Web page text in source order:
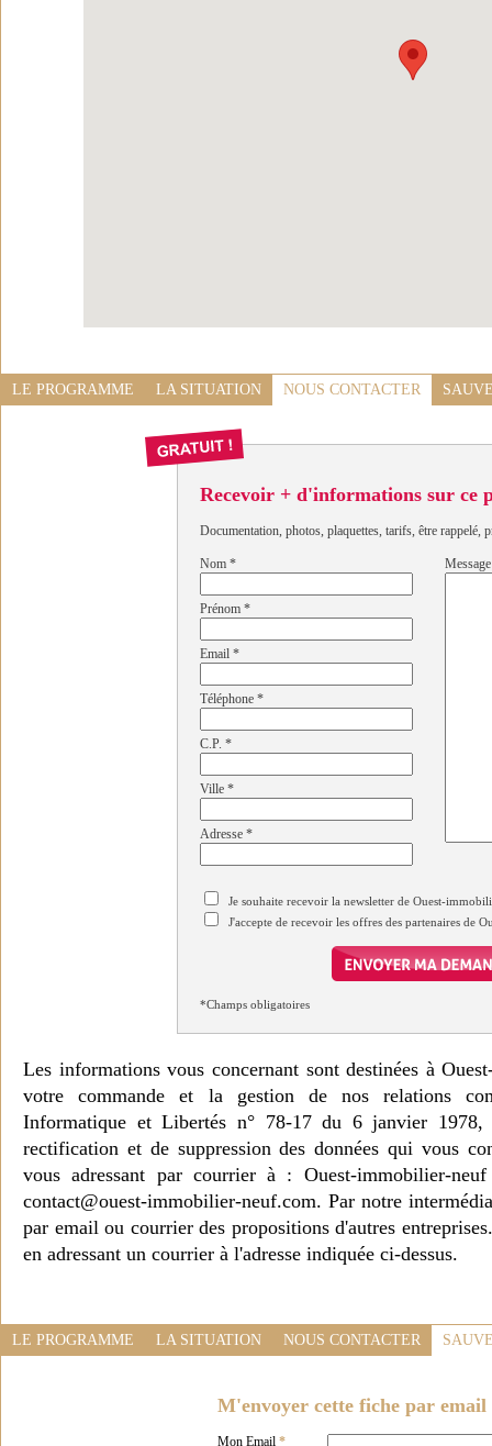
LE PROGRAMME LA SITUATION NOUS CONTACTER
Recevoir + d'informations sur ce
Documentation, photos, plaquettes, tarifs, être rappelé,
Nom *
Prénom *
Email *
Téléphone *
C.P. *
Ville *
Adresse *
Message
Je souhaite recevoir la newsletter de Ouest-
J'accepte de recevoir les offres des partenaires de
*Champs obligatoires
Les informations vous concernant sont destinées à
votre commande et la gestion de nos relations
Informatique et Libertés n° 78-17 du 6 janvier 1978,
rectification et de suppression des données qui vous
vous adressant par courrier à : Ouest-immobilier-
contact@ouest-immobilier-neuf.com. Par notre
par email ou courrier des propositions d'autres
en adressant un courrier à l'adresse indiquée ci-dessus.
LE PROGRAMME LA SITUATION NOUS CONTACTER
M'envoyer cette fiche par email
Mon Email *